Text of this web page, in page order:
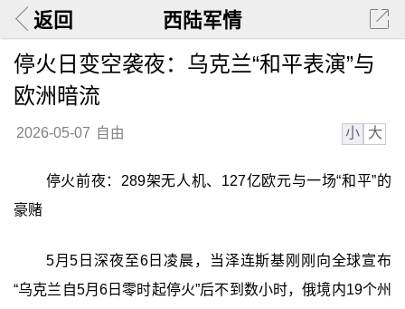
返回 西陆军情
停火日变空袭夜：乌克兰“和平表演”与
欧洲暗流
2026-05-07 自由 小 大
停火前夜：289架无人机、127亿欧元与一场“和平”的
豪赌
5月5日深夜至6日凌晨，当泽连斯基刚刚向全球宣布
“乌克兰自5月6日零时起停火”后不到数小时，俄境内19个州